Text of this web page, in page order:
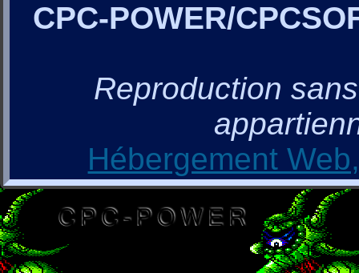
CPC-POWER/
Reproduction
Hébergement